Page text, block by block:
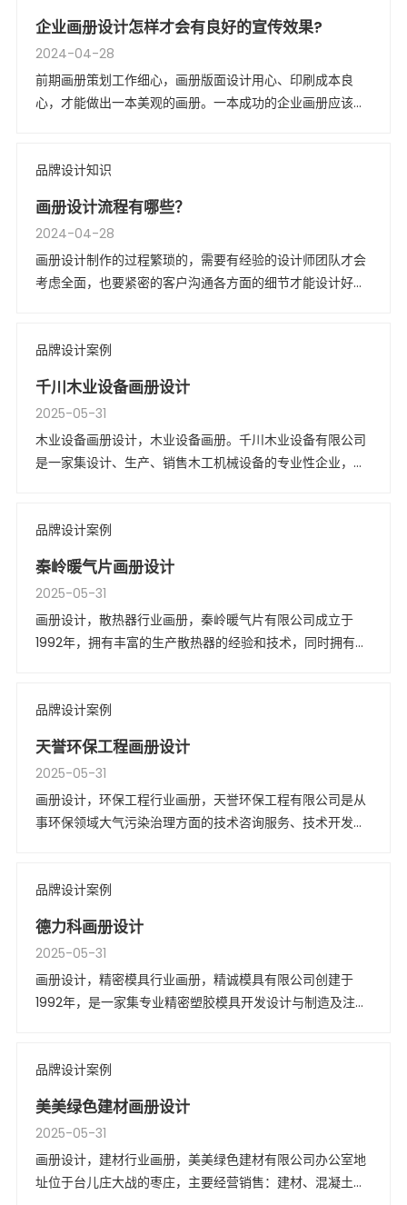
企业画册设计怎样才会有良好的宣传效果?
2024-04-28
前期画册策划工作细心，画册版面设计用心、印刷成本良
心，才能做出一本美观的画册。一本成功的企业画册应该给
传效果。
品牌设计知识
画册设计流程有哪些？
2024-04-28
画册设计制作的过程繁琐的，需要有经验的设计师团队才会
考虑全面，也要紧密的客户沟通各方面的细节才能设计好一
品牌设计案例
千川木业设备画册设计
2025-05-31
木业设备画册设计，木业设备画册。千川木业设备有限公司
是一家集设计、生产、销售木工机械设备的专业性企业，拥
品牌设计案例
秦岭暖气片画册设计
2025-05-31
画册设计，散热器行业画册，秦岭暖气片有限公司成立于
1992年，拥有丰富的生产散热器的经验和技术，同时拥有国
品牌设计案例
天誉环保工程画册设计
2025-05-31
画册设计，环保工程行业画册，天誉环保工程有限公司是从
事环保领域大气污染治理方面的技术咨询服务、技术开发、
品牌设计案例
德力科画册设计
2025-05-31
画册设计，精密模具行业画册，精诚模具有限公司创建于
1992年，是一家集专业精密塑胶模具开发设计与制造及注塑
品牌设计案例
美美绿色建材画册设计
2025-05-31
画册设计，建材行业画册，美美绿色建材有限公司办公室地
址位于台儿庄大战的枣庄，主要经营销售：建材、混凝土；